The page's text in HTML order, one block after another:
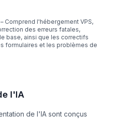
Comprend l'hébergement VPS,
des erreurs fatales,
base, ainsi que les correctifs
formulaires et les problèmes de
l'IA
de l'IA sont conçus